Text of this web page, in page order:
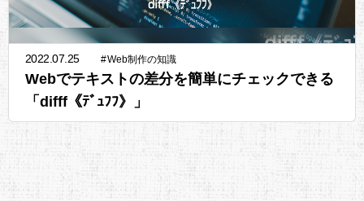
2022.07.25 #Web制作の知識
Webでテキストの差分を簡単にチェックできる
「difff《ﾃﾞｭﾌﾌ》」